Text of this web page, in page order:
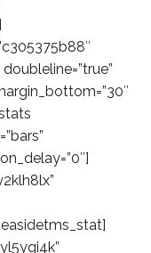
doubleline=”true”